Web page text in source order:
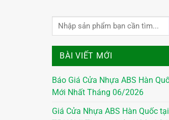
BÀI VIẾT MỚI
Báo Giá Cửa Nhựa ABS Hàn
Mới Nhất Tháng 06/2026
Giá Cửa Nhựa ABS Hàn Quốc tại